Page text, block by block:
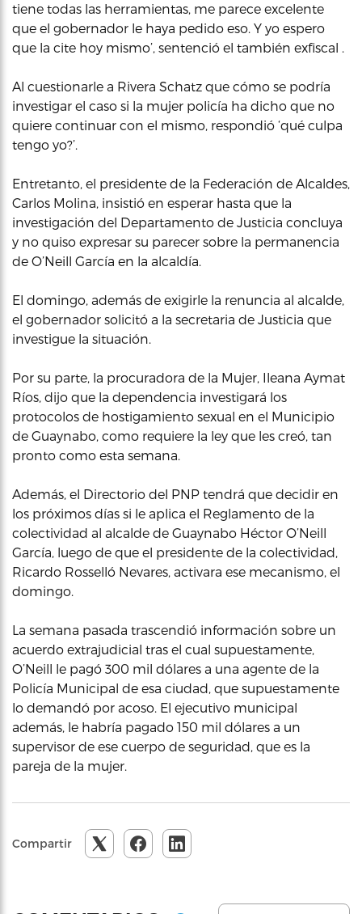
tiene todas las herramientas, me parece excelente
que el gobernador le haya pedido eso. Y yo espero
que la cite hoy mismo’, sentenció el también exfiscal .
Al cuestionarle a Rivera Schatz que cómo se podría
investigar el caso si la mujer policía ha dicho que no
quiere continuar con el mismo, respondió ‘qué culpa
tengo yo?’.
Entretanto, el presidente de la Federación de Alcaldes,
Carlos Molina, insistió en esperar hasta que la
investigación del Departamento de Justicia concluya
y no quiso expresar su parecer sobre la permanencia
de O’Neill García en la alcaldía.
El domingo, además de exigirle la renuncia al alcalde,
el gobernador solicitó a la secretaria de Justicia que
investigue la situación.
Por su parte, la procuradora de la Mujer, Ileana Aymat
Ríos, dijo que la dependencia investigará los
protocolos de hostigamiento sexual en el Municipio
de Guaynabo, como requiere la ley que les creó, tan
pronto como esta semana.
Además, el Directorio del PNP tendrá que decidir en
los próximos días si le aplica el Reglamento de la
colectividad al alcalde de Guaynabo Héctor O’Neill
García, luego de que el presidente de la colectividad,
Ricardo Rosselló Nevares, activara ese mecanismo, el
domingo.
La semana pasada trascendió información sobre un
acuerdo extrajudicial tras el cual supuestamente,
O’Neill le pagó 300 mil dólares a una agente de la
Policía Municipal de esa ciudad, que supuestamente
lo demandó por acoso. El ejecutivo municipal
además, le habría pagado 150 mil dólares a un
supervisor de ese cuerpo de seguridad, que es la
pareja de la mujer.
Compartir